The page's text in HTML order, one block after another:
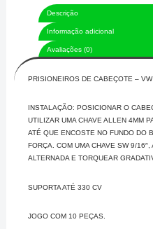
Descrição
Informação adicional
Avaliações (0)
PRISIONEIROS DE CABEÇOTE –
INSTALAÇÃO: POSICIONAR O
UTILIZAR UMA CHAVE ALLEN 4MM
ATÉ QUE ENCOSTE NO FUNDO DO
FORÇA. COM UMA CHAVE SW 9/
ALTERNADA E TORQUEAR
SUPORTA ATÉ 330 CV
JOGO COM 10 PEÇAS.